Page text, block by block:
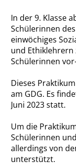
In der 9. Klasse
Schülerinnen
einwöchiges
und
Schülerinnen
Dieses
am GDG. Es
Juni 2023 statt.
Um die
Schülerinnen
allerdings von
unterstützt.